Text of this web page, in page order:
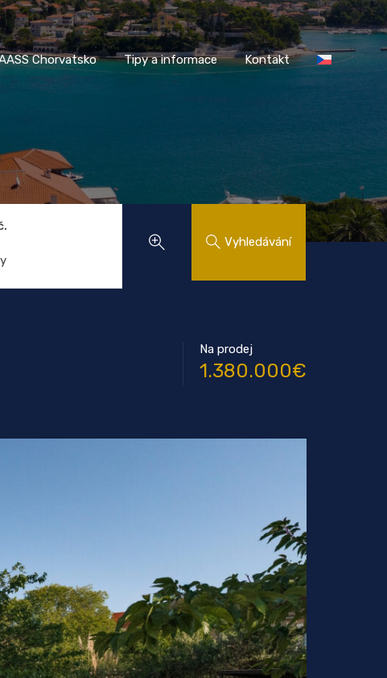
O MAASS Chorvatsko Tipy a informace Kontakt
Chorvatsko Tipy a informace Kontakt
Vyhledávání
Na prodej
1.380.000€